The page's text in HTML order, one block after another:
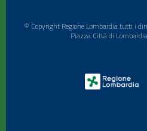
© Copyright Regione Lombardia tutti i
Piazza Città di